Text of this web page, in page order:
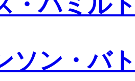
ソン・バ